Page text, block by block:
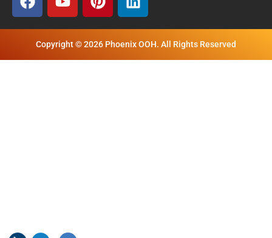
Copyright © 2026 Phoenix OOH. All Rights Reserved